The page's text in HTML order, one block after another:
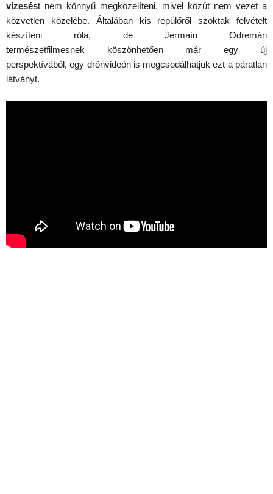
vízesést nem könnyű megközelíteni, mivel közút nem vezet a
közvetlen közelébe. Általában kis repülőről szoktak felvételt
készíteni róla, de Jermaín Odremán
természetfilmesnek köszönhetően már egy új
perspektívából, egy drónvideón is megcsodálhatjuk ezt a páratlan
látványt.